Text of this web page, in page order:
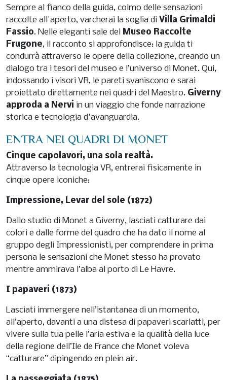
Sempre al fianco della guida, colmo delle sensazioni
raccolte all'aperto, varcherai la soglia di Villa Grimaldi
Fassio
. Nelle eleganti sale del
Museo Raccolte
Frugone, il racconto si approfondisce: la guida ti
condurrà attraverso le opere della collezione, creando un
dialogo tra i tesori del museo e l’universo di Monet. Qui,
indossando i visori VR, le pareti svaniscono e sarai
proiettato direttamente nei quadri del Maestro. Giverny
approda a Nervi in un viaggio che fonde narrazione
storica e tecnologia d'avanguardia.
ENTRA NEI QUADRI DI MONET
Cinque capolavori, una sola realtà.
Attraverso la tecnologia VR, entrerai fisicamente in
cinque opere iconiche:
Impressione, Levar del sole (1872)
Dallo studio di Monet a Giverny, lasciati catturare dai
colori e dalle forme del quadro che ha dato il nome al
gruppo degli Impressionisti, per comprendere in prima
persona le sensazioni che Monet stesso ha provato
mentre ammirava l’alba al porto di Le Havre.
I papaveri (1873)
Lasciati immergere nell’istantanea di un momento,
all’aperto, davanti a una distesa di papaveri scarlatti, per
vivere sulla tua pelle l’aria estiva e la qualità della luce
della regione dell’Ile de France che Monet voleva
“catturare” dipingendo en plein air.